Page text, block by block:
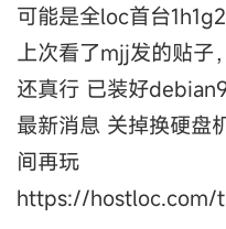
可能是全loc首台
上次看了mjj发的贴子
还真行 已装好
最新消息 关掉换硬盘
间再玩
https://hostloc.com/